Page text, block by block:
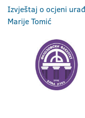
Izvještaj o ocjeni
Marije Tomić